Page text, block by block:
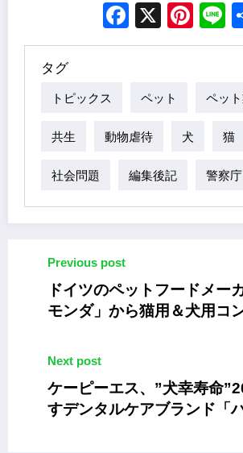
Facebook
X
タグ
トピックス ペット ペッ
共生 動物虐待 犬 猫
社会問題 編集後記 警察庁
Previous post
ドイツのペットフードメー
モンダ」から猫用＆犬用コ
Next post
ケーピーエス、”犬幸寿命
すデンタルケアブランド「